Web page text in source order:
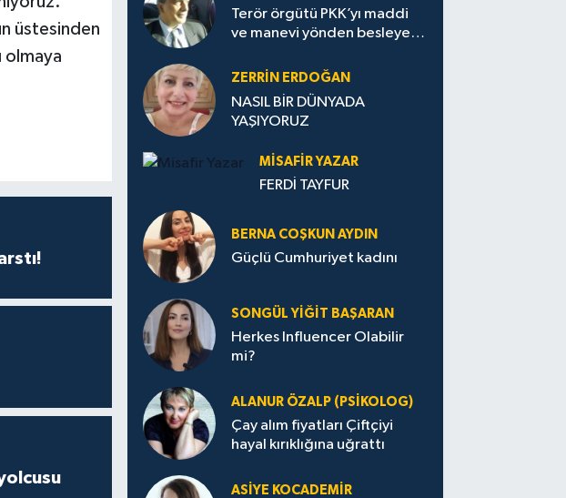
üstesinden
olmaya
Terör örgütü PKK’yı maddi
ve manevi yönden besleyen
ZERRIN ERDOĞAN
NASIL BİR DÜNYADA
YAŞIYORUZ
MISAFIR YAZAR
FERDİ TAYFUR
BERNA COŞKUN AYDIN
Güçlü Cumhuriyet kadını
SONGÜL YIĞIT BAŞARAN
Herkes Influencer Olabilir
mi?
ALANUR ÖZALP (PSIKOLOG)
Çay alım fiyatları Çiftçiyi
hayal kırıklığına uğrattı
ASIYE KOCADEMİR